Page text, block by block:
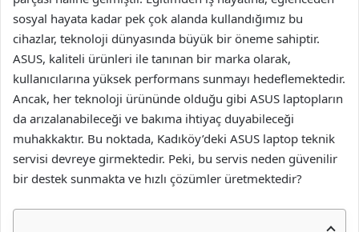
sosyal hayata kadar pek çok alanda kullandığımız bu
cihazlar, teknoloji dünyasında büyük bir öneme sahiptir.
ASUS, kaliteli ürünleri ile tanınan bir marka olarak,
kullanıcılarına yüksek performans sunmayı hedeflemektedir.
Ancak, her teknoloji ürününde olduğu gibi ASUS laptopların
da arızalanabileceği ve bakıma ihtiyaç duyabileceği
muhakkaktır. Bu noktada, Kadıköy’deki ASUS laptop teknik
servisi devreye girmektedir. Peki, bu servis neden güvenilir
bir destek sunmakta ve hızlı çözümler üretmektedir?